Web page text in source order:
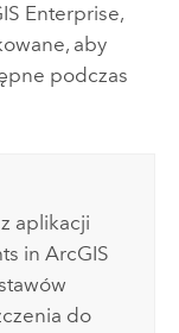
Enterprise,
aby
podczas
aplikacji
in ArcGIS
do